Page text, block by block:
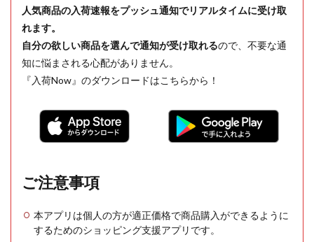
人気商品の入荷速報をプッシュ通知でリアルタイムに受け取
れます。
自分の欲しい商品を選んで通知が受け取れるので、不要な通
知に悩まされる心配がありません。
『入荷Now』のダウンロードはこちらから！
ご注意事項
本アプリは個人の方が適正価格で商品購入ができるように
するためのショッピング支援アプリです。